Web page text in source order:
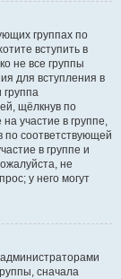
группах по
вступить в
не все группы
для вступления в
щёлкнув по
участие в группе,
по соответствующей
в группе и
не
у него могут
сначала